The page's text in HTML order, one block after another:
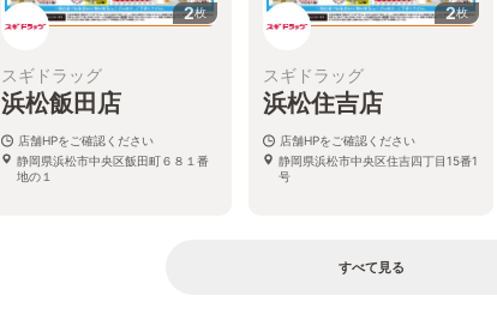
2枚
スギドラッグ
浜松飯田店
店舗HPをご確認ください
静岡県浜松市中央区飯田町６８１番
地の１
2枚
スギドラッグ
浜松住吉店
店舗HPをご確認ください
静岡県浜松市中央区住吉四丁目15番1
号
すべて見る